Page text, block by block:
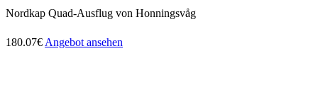
Nordkap Quad-Ausflug von Honningsvåg
180.07€ Angebot ansehen